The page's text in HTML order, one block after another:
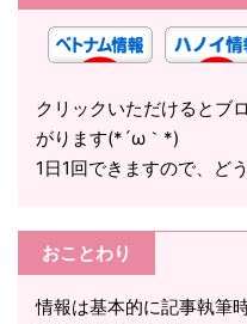
クリックいただけるとブ
がります(*´ω｀*)
1日1回できますので、ど
おことわり
情報は基本的に記事執筆